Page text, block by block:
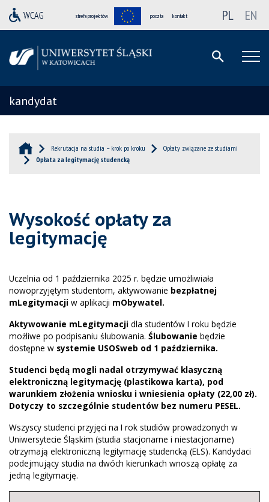
strefa projektów poczta kontakt PL EN
kandydat
Rekrutacja na studia – krok po kroku
Opłaty związane ze studiami
Opłata za legitymację studencką
Wysokość opłaty za
legitymację
Uczelnia od 1 października 2025 r. będzie umożliwiała
nowoprzyjętym studentom, aktywowanie bezpłatnej
mLegitymacji w aplikacji mObywatel.
Aktywowanie mLegitymacji dla studentów I roku będzie
możliwe po podpisaniu ślubowania. Ślubowanie będzie
dostępne w systemie USOSweb od 1 października.
Studenci będą mogli nadal otrzymywać klasyczną
elektroniczną legitymację (plastikowa karta), pod
warunkiem złożenia wniosku i wniesienia opłaty (22,00 zł).
Dotyczy to szczególnie studentów bez numeru PESEL.
Wszyscy studenci przyjęci na I rok studiów prowadzonych w
Uniwersytecie Śląskim (studia stacjonarne i niestacjonarne)
otrzymają elektroniczną legitymację studencką (ELS). Kandydaci
podejmujący studia na dwóch kierunkach wnoszą opłatę za
jedną legitymację.